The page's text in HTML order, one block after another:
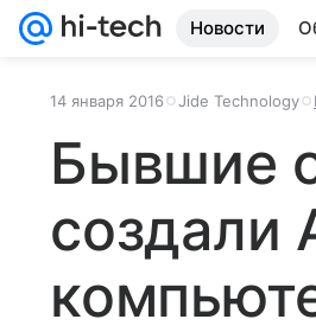
Новости
14 января 2016 Jide Technology
Бывшие
создали